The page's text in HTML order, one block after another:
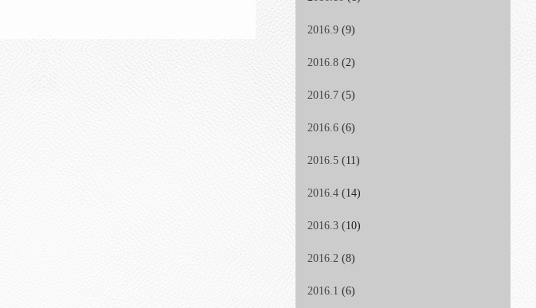
2016.9 (9)
2016.8 (2)
2016.7 (5)
2016.6 (6)
2016.5 (11)
2016.4 (14)
2016.3 (10)
2016.2 (8)
2016.1 (6)